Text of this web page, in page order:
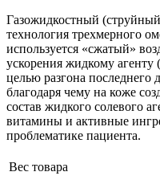
Газожидкостный
технология трехмерного
используется «сжатый»
ускорения жидкому агенту
целью разгона последнего
благодаря чему на коже
состав жидкого солевого
витамины и активные
проблематике пациента.
Вес товара